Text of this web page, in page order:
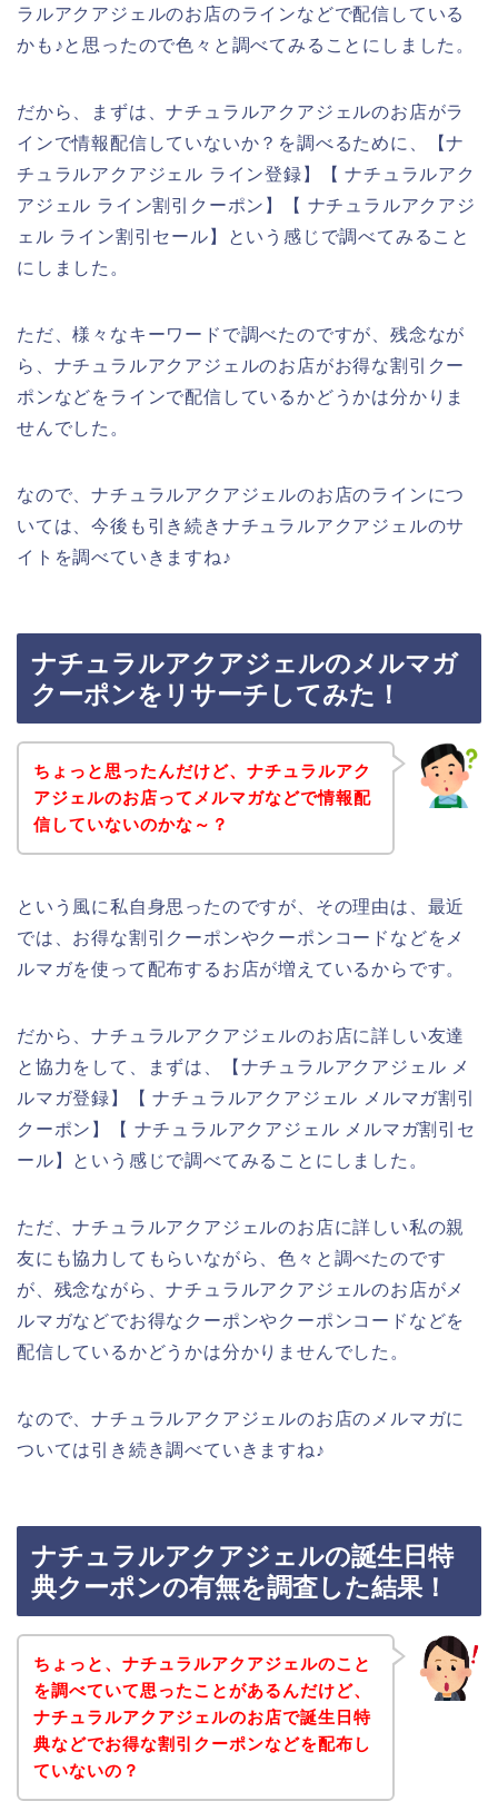
ラルアクアジェルのお店のラインなどで配信している
かも♪と思ったので色々と調べてみることにしました。
だから、まずは、ナチュラルアクアジェルのお店がラ
インで情報配信していないか？を調べるために、【ナ
チュラルアクアジェル ライン登録】【 ナチュラルアク
アジェル ライン割引クーポン】【 ナチュラルアクアジ
ェル ライン割引セール】という感じで調べてみること
にしました。
ただ、様々なキーワードで調べたのですが、残念なが
ら、ナチュラルアクアジェルのお店がお得な割引クー
ポンなどをラインで配信しているかどうかは分かりま
せんでした。
なので、ナチュラルアクアジェルのお店のラインにつ
いては、今後も引き続きナチュラルアクアジェルのサ
イトを調べていきますね♪
ナチュラルアクアジェルのメルマガ
クーポンをリサーチしてみた！
ちょっと思ったんだけど、ナチュラルアク
アジェルのお店ってメルマガなどで情報配
信していないのかな～？
という風に私自身思ったのですが、その理由は、最近
では、お得な割引クーポンやクーポンコードなどをメ
ルマガを使って配布するお店が増えているからです。
だから、ナチュラルアクアジェルのお店に詳しい友達
と協力をして、まずは、【ナチュラルアクアジェル メ
ルマガ登録】【 ナチュラルアクアジェル メルマガ割引
クーポン】【 ナチュラルアクアジェル メルマガ割引セ
ール】という感じで調べてみることにしました。
ただ、ナチュラルアクアジェルのお店に詳しい私の親
友にも協力してもらいながら、色々と調べたのです
が、残念ながら、ナチュラルアクアジェルのお店がメ
ルマガなどでお得なクーポンやクーポンコードなどを
配信しているかどうかは分かりませんでした。
なので、ナチュラルアクアジェルのお店のメルマガに
ついては引き続き調べていきますね♪
ナチュラルアクアジェルの誕生日特
典クーポンの有無を調査した結果！
ちょっと、ナチュラルアクアジェルのこと
を調べていて思ったことがあるんだけど、
ナチュラルアクアジェルのお店で誕生日特
典などでお得な割引クーポンなどを配布し
ていないの？